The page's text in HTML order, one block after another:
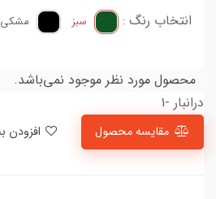
انتخاب رنگ : سبز مشکی
محصول مورد نظر موجود نمی‌باشد.
درانبار -1
مقایسه محصول